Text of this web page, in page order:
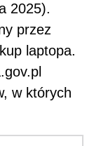
2025).
przez
laptopa.
w których